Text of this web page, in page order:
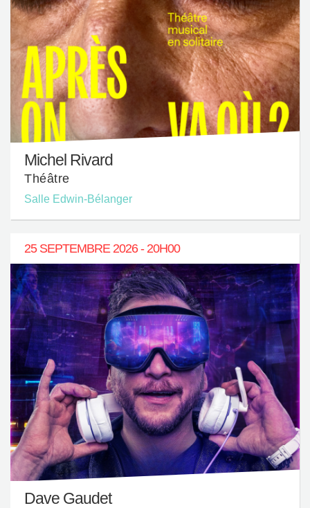
Michel Rivard
Théâtre
Salle Edwin-Bélanger
25 SEPTEMBRE 2026 - 20H00
Dave Gaudet